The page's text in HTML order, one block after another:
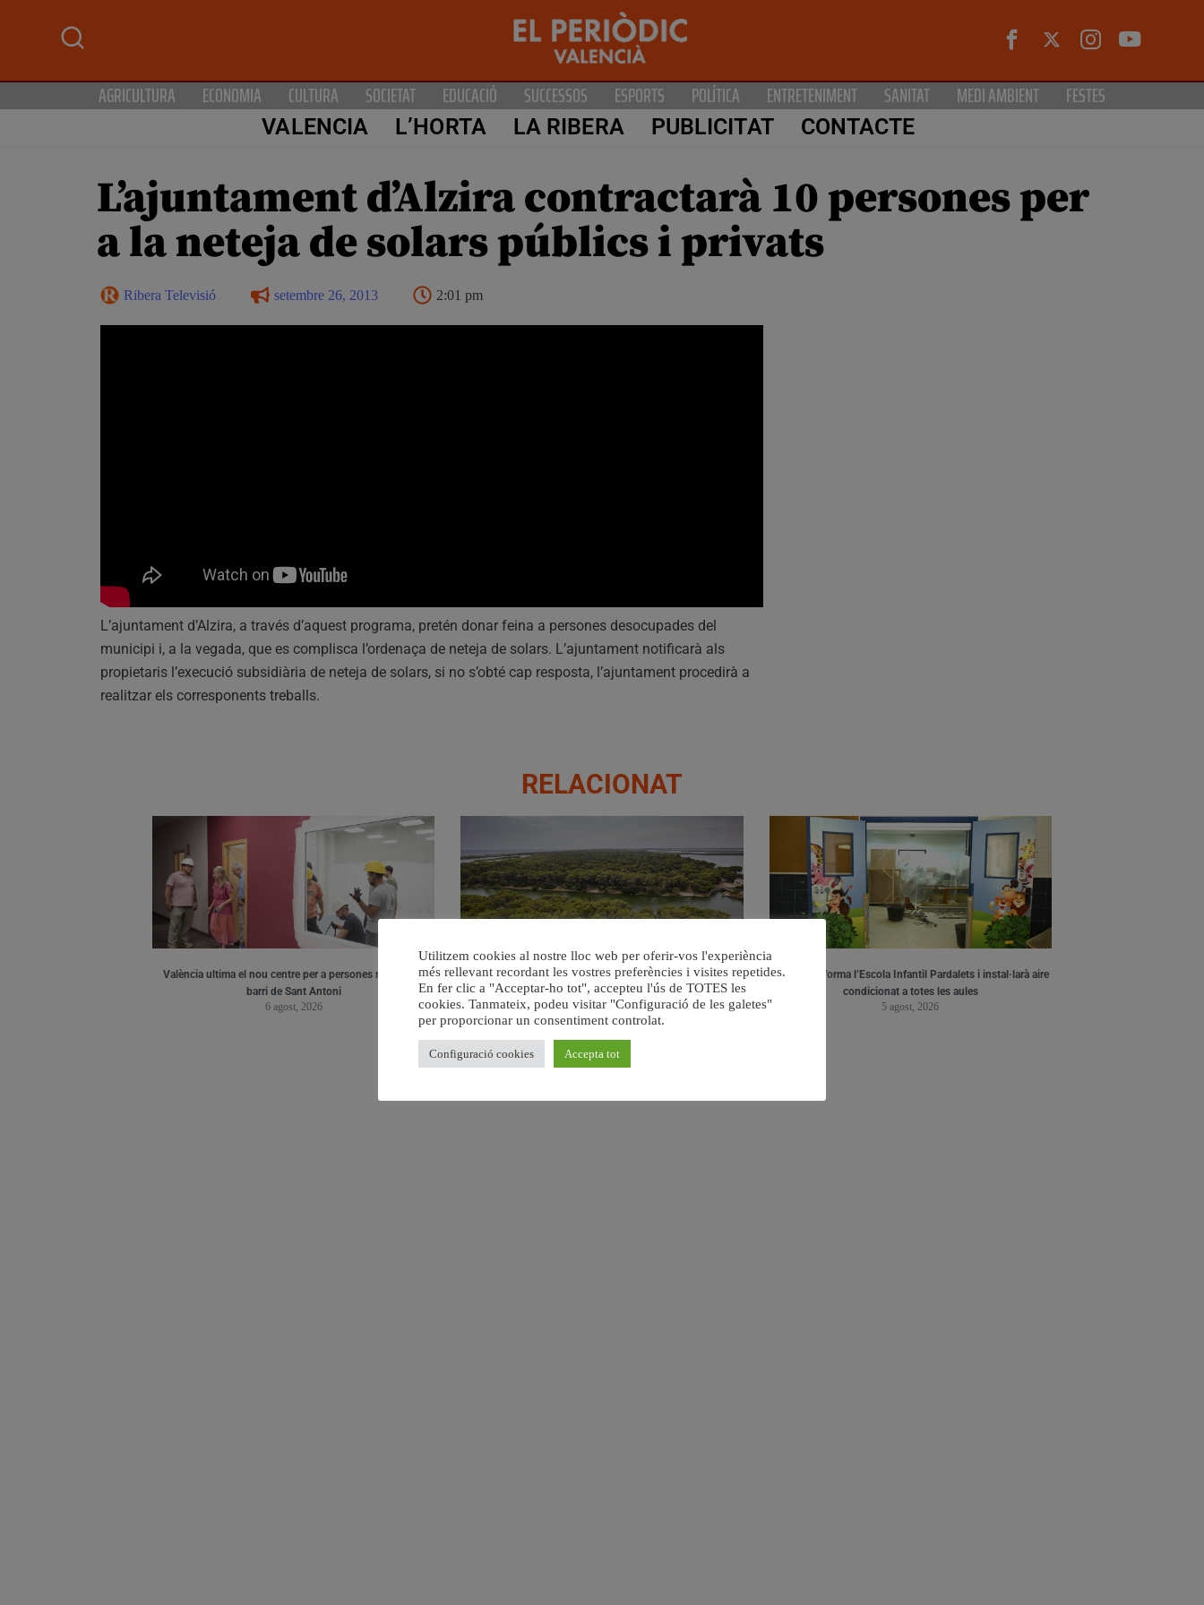
AGRICULTURA ECONOMIA CULTURA SOCIETAT EDUCACIÓ SUCCESSOS ESPORTS POLÍTICA ENTRETENIMENT SANITAT MEDI AMBIENT FESTES
VALENCIA L’HORTA LA RIBERA PUBLICITAT CONTACTE
L’ajuntament d’Alzira contractarà 10 persones per
a la neteja de solars públics i privats
Ribera Televisió setembre 26, 2013 2:01 pm
L’ajuntament d’Alzira, a través d’aquest programa, pretén donar feina a persones desocupades del
municipi i, a la vegada, que es complisca l’ordenaça de neteja de solars. L’ajuntament notificarà als
propietaris l’execució subsidiària de neteja de solars, si no s’obté cap resposta, l’ajuntament procedirà a
realitzar els corresponents treballs.
RELACIONAT
València ultima el nou centre per a persones majors del
barri de Sant Antoni
6 agost, 2026
València retira prop de 15.000 litres de residus de la
Devesa durant el mes de juliol
6 agost, 2026
València reforma l’Escola Infantil Pardalets i instal·larà aire
condicionat a totes les aules
5 agost, 2026
Utilitzem cookies al nostre lloc web per oferir-vos l'experiència
més rellevant recordant les vostres preferències i visites repetides.
En fer clic a "Acceptar-ho tot", accepteu l'ús de TOTES les
cookies. Tanmateix, podeu visitar "Configuració de les galetes"
per proporcionar un consentiment controlat.
Configuració cookies Accepta tot